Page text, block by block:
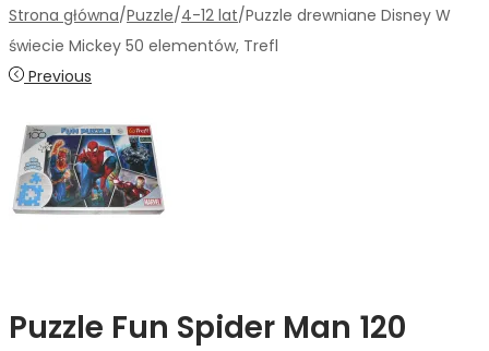
Strona główna/Puzzle/4-12 lat/Puzzle drewniane Disney W
świecie Mickey 50 elementów, Trefl
Previous
Puzzle Fun Spider Man 120